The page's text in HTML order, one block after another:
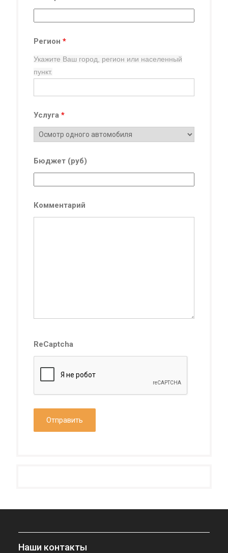
Регион *
Укажите Ваш город, регион или населенный
пункт.
Услуга *
Бюджет (руб)
Комментарий
ReCaptcha
Наши контакты